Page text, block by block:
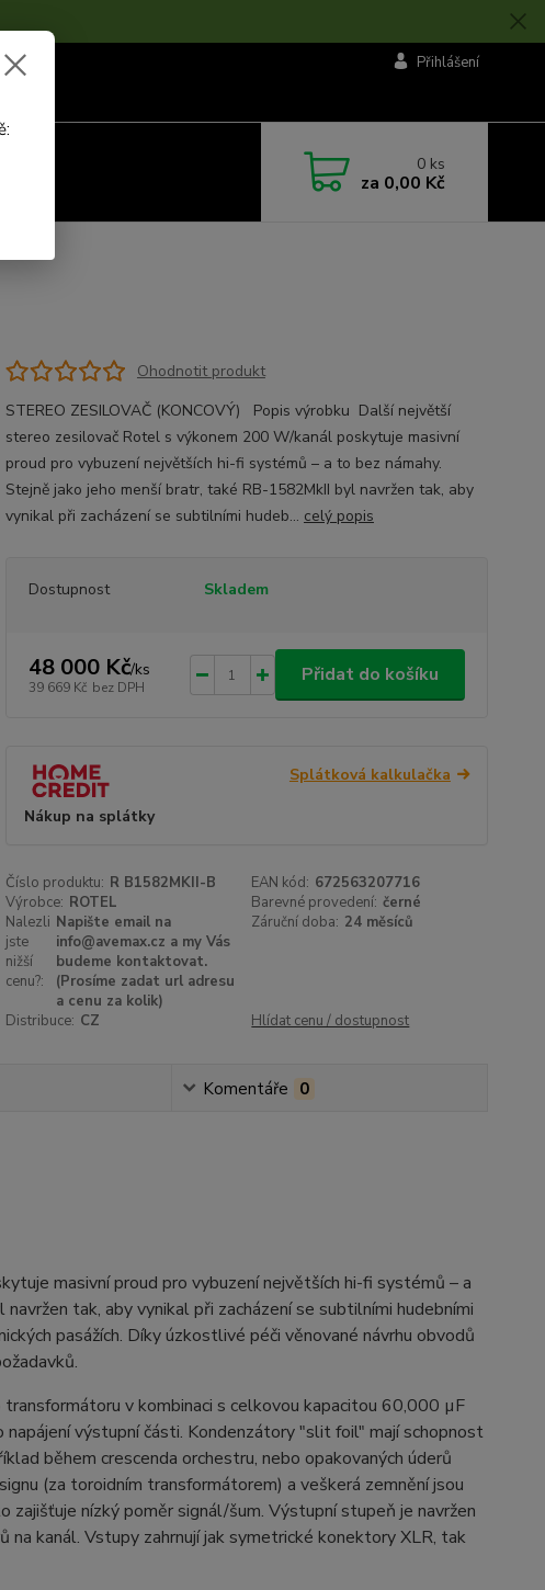
Přihlášení
0 ks
za 0,00 Kč
Ohodnotit produkt
STEREO ZESILOVAČ (KONCOVÝ) Popis výrobku Další největší
stereo zesilovač Rotel s výkonem 200 W/kanál poskytuje masivní
proud pro vybuzení největších hi-fi systémů – a to bez námahy.
Stejně jako jeho menší bratr, také RB-1582MkII byl navržen tak, aby
vynikal při zacházení se subtilními hudeb... celý popis
Dostupnost Skladem
48 000 Kč/ks
39 669 Kč bez DPH
Přidat do košíku
Splátková kalkulačka
Nákup na splátky
Číslo produktu: R B1582MKII-B EAN kód: 672563207716
Výrobce: ROTEL Barevné provedení: černé
Nalezli
jste
nižší
cenu?:
Napište email na
info@avemax.cz a my Vás
budeme kontaktovat.
(Prosíme zadat url adresu
a cenu za kolik)
Záruční doba: 24 měsíců
Distribuce: CZ Hlídat cenu / dostupnost
Komentáře 0
masivní proud pro vybuzení největších hi-fi systémů – a
tak, aby vynikal při zacházení se subtilními hudebními
pasážích. Díky úzkostlivé péči věnované návrhu obvodů
v kombinaci s celkovou kapacitou 60,000 µF
výstupní části. Kondenzátory "slit foil" mají schopnost
během crescenda orchestru, nebo opakovaných úderů
(za toroidním transformátorem) a veškerá zemnění jsou
zajišťuje nízký poměr signál/šum. Výstupní stupeň je navržen
kanál. Vstupy zahrnují jak symetrické konektory XLR, tak